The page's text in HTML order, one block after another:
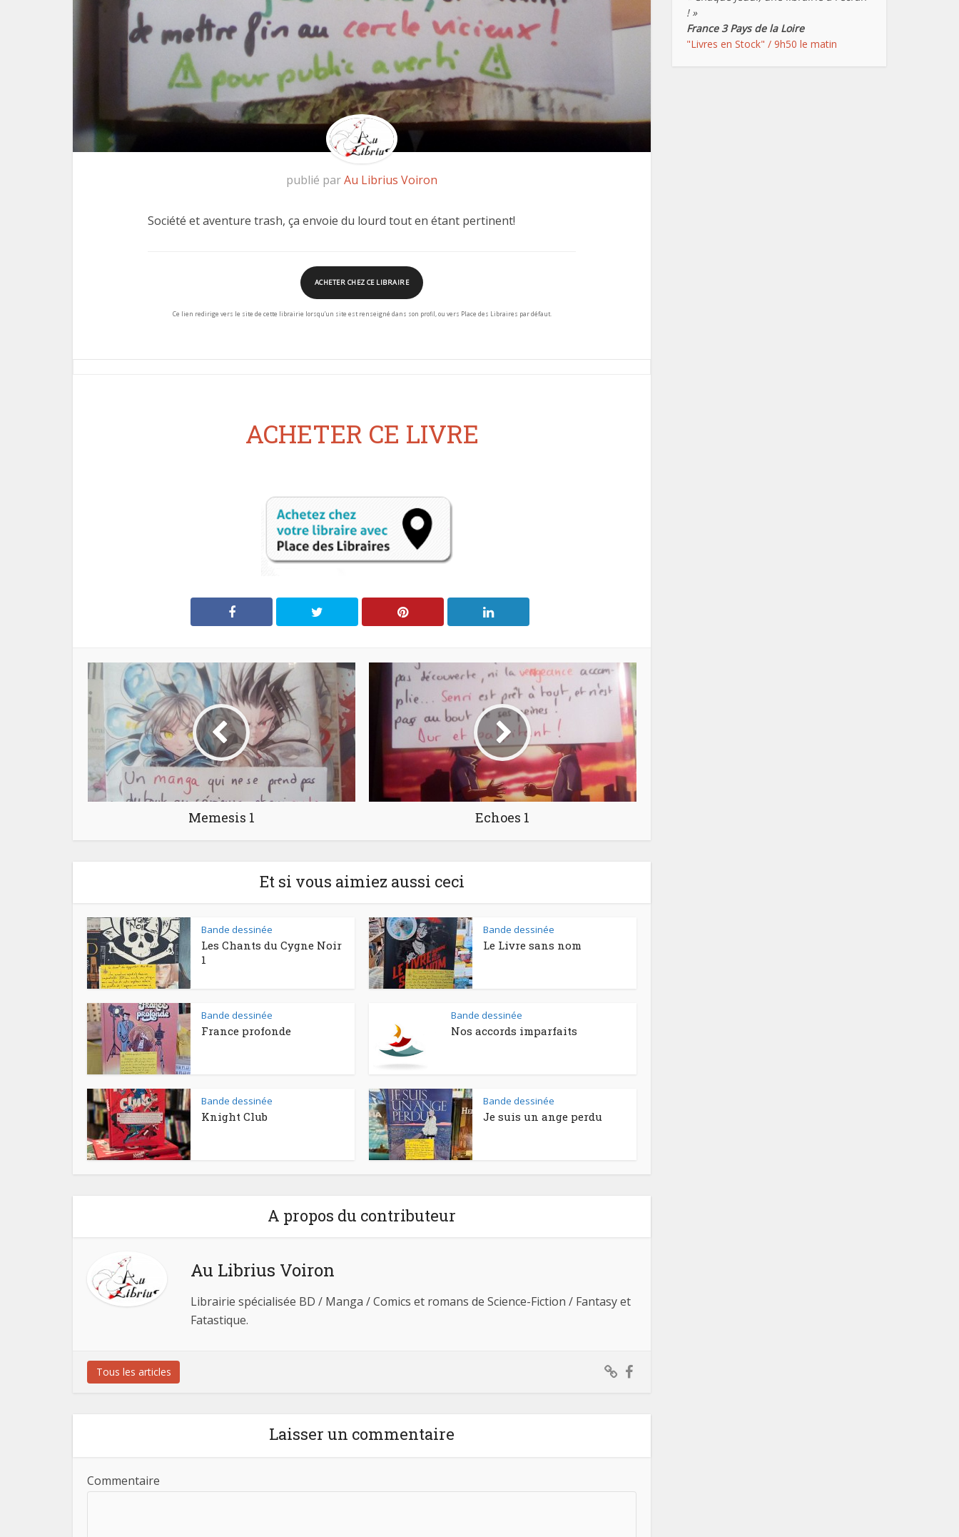
publié parAu Librius Voiron
Société et aventure trash, ça envoie du lourd tout en étant pertinent!
ACHETER CHEZ CE LIBRAIRE
Ce lien redirige vers le site de cette librairie lorsqu’un site est renseigné dans son profil, ou vers Place des Libraires par défaut.
ACHETER CE LIVRE
Memesis 1 Echoes 1
Et si vous aimiez aussi ceci
Bande dessinée
Les Chants du Cygne Noir
1
Bande dessinée
Le Livre sans nom
Bande dessinée
France profonde
Bande dessinée
Nos accords imparfaits
Bande dessinée
Knight Club
Bande dessinée
Je suis un ange perdu
A propos du contributeur
Au Librius Voiron
Librairie spécialisée BD / Manga / Comics et romans de Science-Fiction / Fantasy et
Fatastique.
Tous les articles
Laisser un commentaire
Commentaire
! »
France 3 Pays de la Loire
"Livres en Stock" / 9h50 le matin